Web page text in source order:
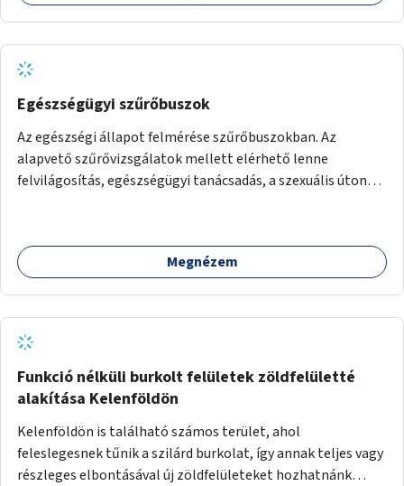
Egészségügyi szűrőbuszok
Az egészségi állapot felmérése szűrőbuszokban. Az
alapvető szűrővizsgálatok mellett elérhető lenne
felvilágosítás, egészségügyi tanácsadás, a szexuális úton
Megnézem
Funkció nélküli burkolt felületek zöldfelületté
alakítása Kelenföldön
Kelenföldön is található számos terület, ahol
feleslegesnek tűnik a szilárd burkolat, így annak teljes vagy
részleges elbontásával új zöldfelületeket hozhatnánk